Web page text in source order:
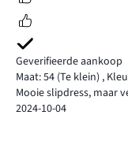
Geverifieerde aankoop
Maat: 54 (Te klein) ,
Mooie slipdress, maar
2024-10-04